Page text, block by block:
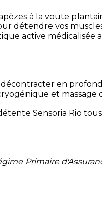
à la voute
détendre vos
active médicalisée
en
et massage
Sensoria Rio
Primaire